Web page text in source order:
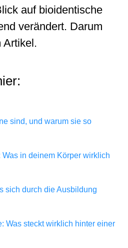
auf bioidentische
verändert. Darum
Artikel.
sind, und warum sie so
in deinem Körper wirklich
sich durch die Ausbildung
Was steckt wirklich hinter einer